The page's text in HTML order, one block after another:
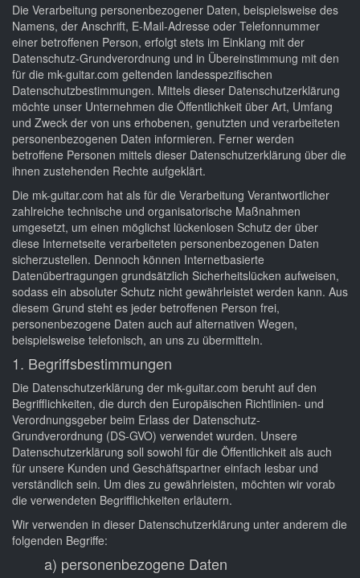
Die Verarbeitung personenbezogener Daten, beispielsweise des
Namens, der Anschrift, E-Mail-Adresse oder Telefonnummer
einer betroffenen Person, erfolgt stets im Einklang mit der
Datenschutz-Grundverordnung und in Übereinstimmung mit den
für die mk-guitar.com geltenden landesspezifischen
Datenschutzbestimmungen. Mittels dieser Datenschutzerklärung
möchte unser Unternehmen die Öffentlichkeit über Art, Umfang
und Zweck der von uns erhobenen, genutzten und verarbeiteten
personenbezogenen Daten informieren. Ferner werden
betroffene Personen mittels dieser Datenschutzerklärung über die
ihnen zustehenden Rechte aufgeklärt.
Die mk-guitar.com hat als für die Verarbeitung Verantwortlicher
zahlreiche technische und organisatorische Maßnahmen
umgesetzt, um einen möglichst lückenlosen Schutz der über
diese Internetseite verarbeiteten personenbezogenen Daten
sicherzustellen. Dennoch können Internetbasierte
Datenübertragungen grundsätzlich Sicherheitslücken aufweisen,
sodass ein absoluter Schutz nicht gewährleistet werden kann. Aus
diesem Grund steht es jeder betroffenen Person frei,
personenbezogene Daten auch auf alternativen Wegen,
beispielsweise telefonisch, an uns zu übermitteln.
1. Begriffsbestimmungen
Die Datenschutzerklärung der mk-guitar.com beruht auf den
Begrifflichkeiten, die durch den Europäischen Richtlinien- und
Verordnungsgeber beim Erlass der Datenschutz-
Grundverordnung (DS-GVO) verwendet wurden. Unsere
Datenschutzerklärung soll sowohl für die Öffentlichkeit als auch
für unsere Kunden und Geschäftspartner einfach lesbar und
verständlich sein. Um dies zu gewährleisten, möchten wir vorab
die verwendeten Begrifflichkeiten erläutern.
Wir verwenden in dieser Datenschutzerklärung unter anderem die
folgenden Begriffe:
a) personenbezogene Daten